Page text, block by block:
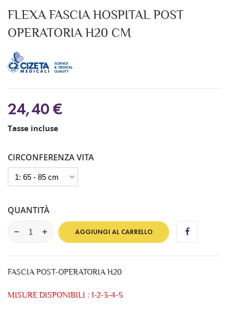
FLEXA FASCIA HOSPITAL POST
OPERATORIA H20 CM
24,40 €
Tasse incluse
CIRCONFERENZA VITA
QUANTITÀ
AGGIUNGI AL CARRELLO
FASCIA POST-OPERATORIA H20
MISURE DISPONIBILI : 1-2-3-4-5